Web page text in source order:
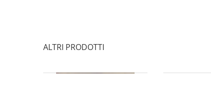
ALTRI PRODOTTI